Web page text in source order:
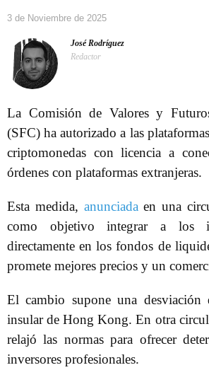
3 de Noviembre de 2025
José Rodríguez
Redactor
La Comisión de Valores y
(SFC) ha autorizado a las
criptomonedas con licencia a
órdenes con plataformas extranjeras.
Esta medida, anunciada en una
como objetivo integrar a los
directamente en los fondos de
promete mejores precios y un
El cambio supone una desviación
insular de Hong Kong. En otra
relajó las normas para ofrecer
inversores profesionales.